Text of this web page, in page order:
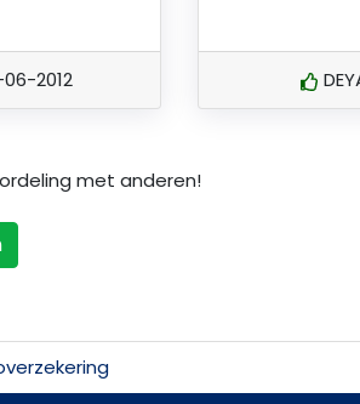
2012
met anderen!